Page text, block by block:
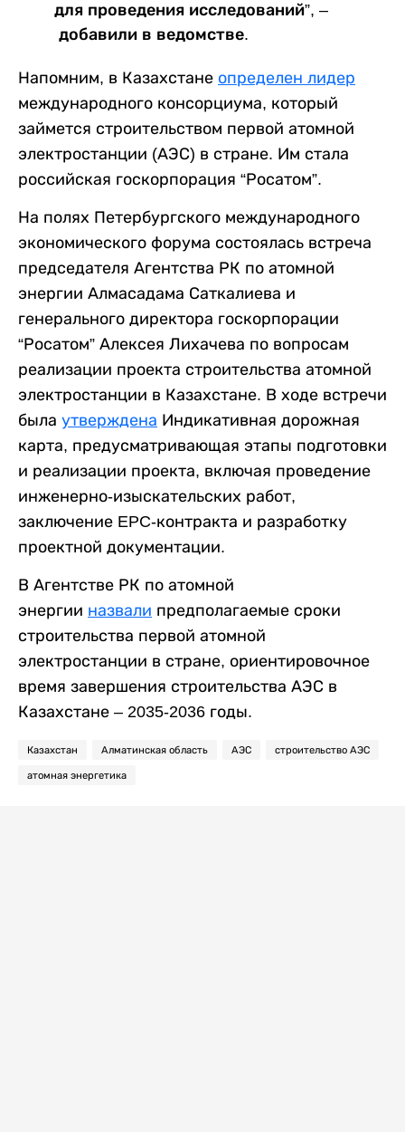
для проведения исследований”, –
добавили в ведомстве.
Напомним, в Казахстане определен лидер
международного консорциума, который
займется строительством первой атомной
электростанции (АЭС) в стране. Им стала
российская госкорпорация “Росатом”.
На полях Петербургского международного
экономического форума состоялась встреча
председателя Агентства РК по атомной
энергии Алмасадама Саткалиева и
генерального директора госкорпорации
“Росатом” Алексея Лихачева по вопросам
реализации проекта строительства атомной
электростанции в Казахстане. В ходе встречи
была утверждена Индикативная дорожная
карта, предусматривающая этапы подготовки
и реализации проекта, включая проведение
инженерно-изыскательских работ,
заключение EPC-контракта и разработку
проектной документации.
В Агентстве РК по атомной
энергии назвали предполагаемые сроки
строительства первой атомной
электростанции в стране, ориентировочное
время завершения строительства АЭС в
Казахстане – 2035-2036 годы.
Казахстан Алматинская область АЭС строительство АЭС
атомная энергетика